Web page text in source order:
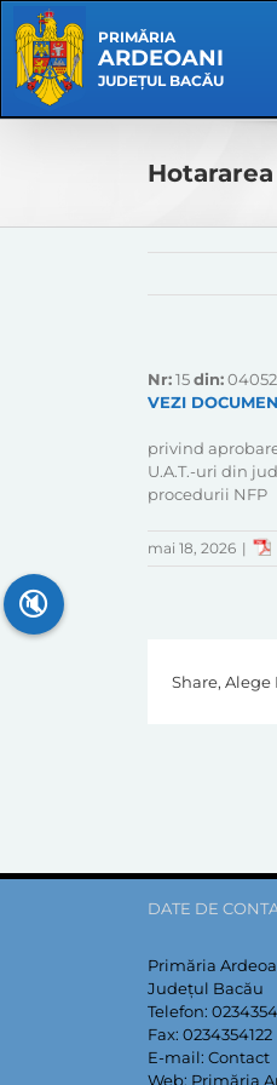
content
Navigation
PRIMĂRIA
ARDEOANI
JUDEȚUL BACĂU
Nr:15din:
VEZI
privind
U.A.T.-uri din
procedurii NFP
mai 18, 2026 |
Share,
DATE DE
Primăria
Județul Bacău
Telefon:
Fax: 0234354122
E-mail: Contact
Web: Primăria
🔇